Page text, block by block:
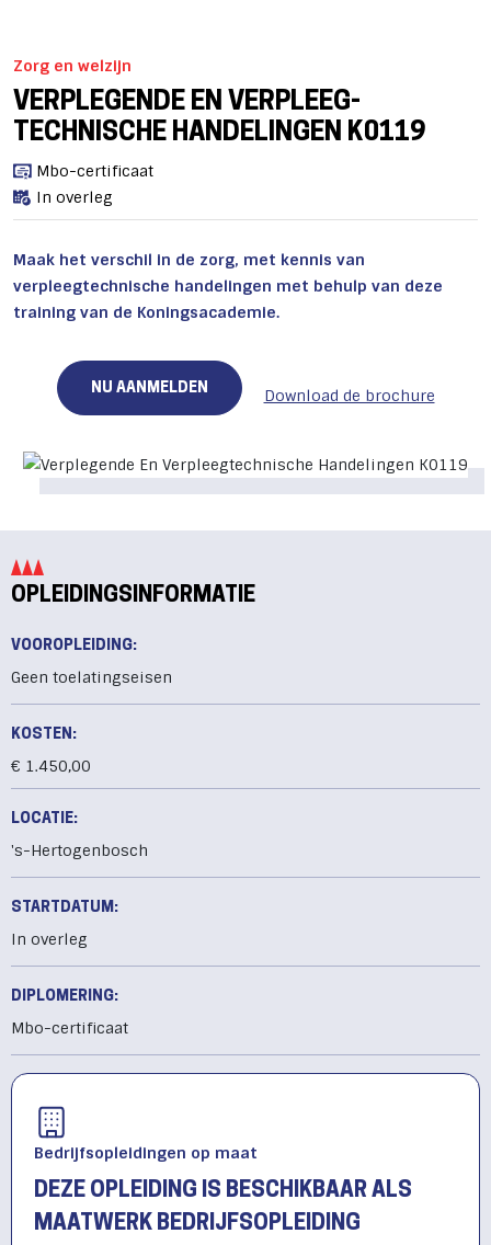
Zorg en welzijn
VERPLEGENDE EN VERPLEEG­
TECHNISCHE HANDELINGEN K0119
Mbo-certificaat
In overleg
Maak het verschil in de zorg, met kennis van
verpleegtechnische handelingen met behulp van deze
training van de Koningsacademie.
NU AANMELDEN Download de brochure
OPLEIDINGSINFORMATIE
VOOROPLEIDING:
Geen toelatingseisen
KOSTEN:
€ 1.450,00
LOCATIE:
's-Hertogenbosch
STARTDATUM:
In overleg
DIPLOMERING:
Mbo-certificaat
Bedrijfsopleidingen op maat
DEZE OPLEIDING IS BESCHIKBAAR ALS
MAATWERK BEDRIJFSOPLEIDING